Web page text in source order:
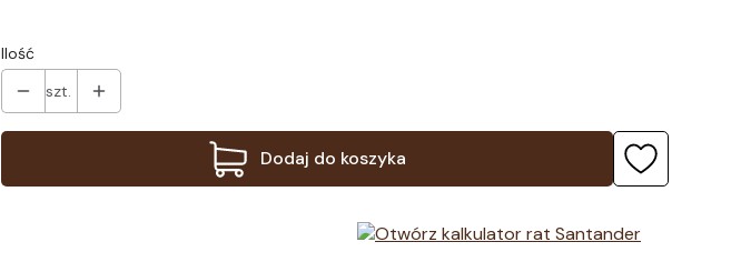
Ilość
szt.
Dodaj do koszyka